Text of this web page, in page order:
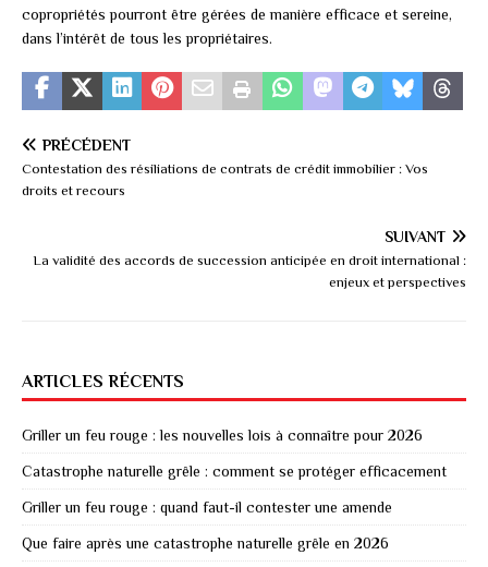
copropriétés pourront être gérées de manière efficace et sereine,
dans l’intérêt de tous les propriétaires.
PRÉCÉDENT
Contestation des résiliations de contrats de crédit immobilier : Vos
droits et recours
SUIVANT
La validité des accords de succession anticipée en droit international :
enjeux et perspectives
ARTICLES RÉCENTS
Griller un feu rouge : les nouvelles lois à connaître pour 2026
Catastrophe naturelle grêle : comment se protéger efficacement
Griller un feu rouge : quand faut-il contester une amende
Que faire après une catastrophe naturelle grêle en 2026